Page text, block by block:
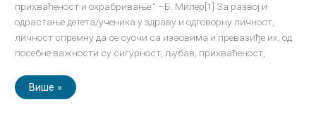
прихваћеност и охрабривање.“ –Б. Милер[1] За развој и
одрастање детета/ученика у здраву и одговорну личност,
личност спремну да се суочи са изаовима и превазиђе их, од
посебне важности су сигурност, љубав, прихваћеност,
Више »